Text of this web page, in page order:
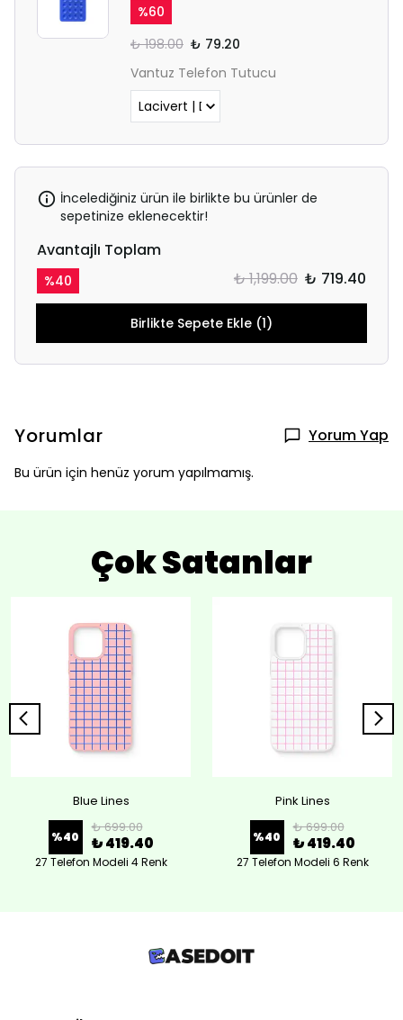
%60
₺ 198.00 ₺ 79.20
Vantuz Telefon Tutucu
İncelediğiniz ürün ile birlikte bu ürünler de
sepetinize eklenecektir!
Avantajlı Toplam
%40 ₺ 1,199.00 ₺ 719.40
Birlikte Sepete Ekle (1)
Yorumlar Yorum Yap
Bu ürün için henüz yorum yapılmamış.
Çok Satanlar
Blue Lines
%40
₺ 699.00
₺ 419.40
27 Telefon Modeli 4 Renk
Pink Lines
%40
₺ 699.00
₺ 419.40
27 Telefon Modeli 6 Renk